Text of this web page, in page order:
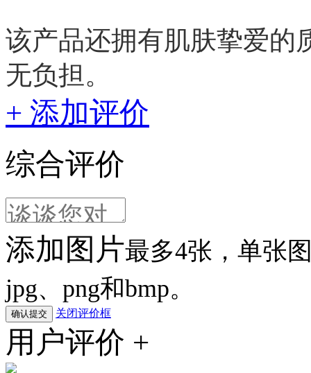
该产品还拥有肌肤挚爱的
无负担。
+ 添加评价
综合评价
添加图片最多4张，单张
jpg、png和bmp。
关闭评价框
用户评价 +